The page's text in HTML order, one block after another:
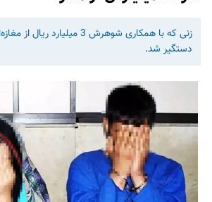
زنی که با همکاری شوهرش 3
دستگیر شد.